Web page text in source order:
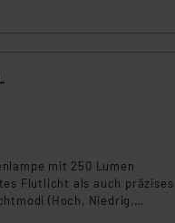
mit 250 Lumen
Flutlicht als auch präzises
(Hoch, Niedrig,